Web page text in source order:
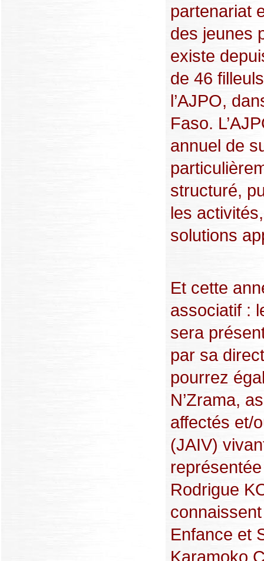
partenariat
des jeunes
existe
de 46
l’AJPO,
Faso.
annuel de
structuré,
les
solutions
Et cette
associatif :
sera
par sa
pourrez
N’Zrama,
affectés et/
(JAIV)
Rodrigue
Enfance et
Karamoko